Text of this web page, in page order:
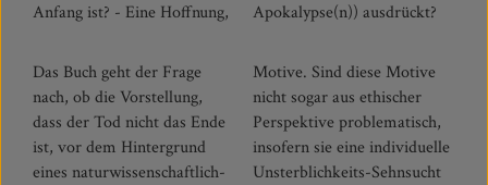
Anfang ist? - Eine Hoffnung,
Apokalypse(n)) ausdrückt?
Das Buch geht der Frage
nach, ob die Vorstellung,
dass der Tod nicht das Ende
ist, vor dem Hintergrund
eines naturwissenschaftlich-
Motive. Sind diese Motive
nicht sogar aus ethischer
Perspektive problematisch,
insofern sie eine individuelle
Unsterblichkeits-Sehnsucht